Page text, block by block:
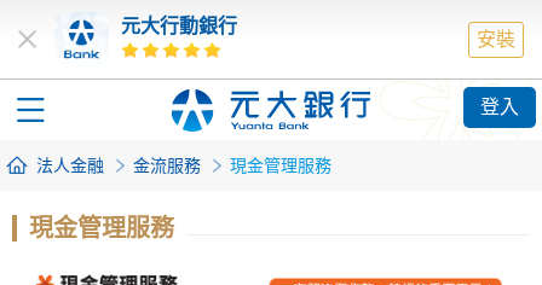
元大行動銀行
安裝
登入
法人金融 金流服務 現金管理服務
現金管理服務